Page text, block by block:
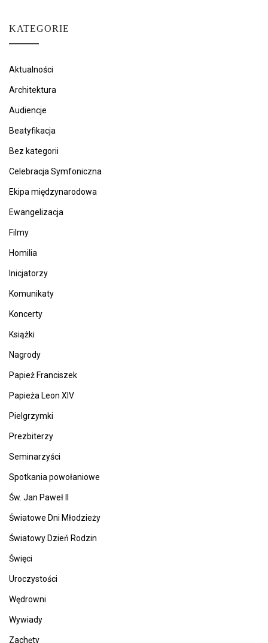
KATEGORIE
Aktualności
Architektura
Audiencje
Beatyfikacja
Bez kategorii
Celebracja Symfoniczna
Ekipa międzynarodowa
Ewangelizacja
Filmy
Homilia
Inicjatorzy
Komunikaty
Koncerty
Książki
Nagrody
Papież Franciszek
Papieża Leon XIV
Pielgrzymki
Prezbiterzy
Seminarzyści
Spotkania powołaniowe
Św. Jan Paweł II
Światowe Dni Młodzieży
Światowy Dzień Rodzin
Święci
Uroczystości
Wędrowni
Wywiady
Zachęty